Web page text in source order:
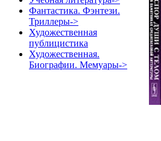
Фантастика. Фэнтези.
Триллеры->
Художественная
публицистика
Художественная.
Биографии. Мемуары->